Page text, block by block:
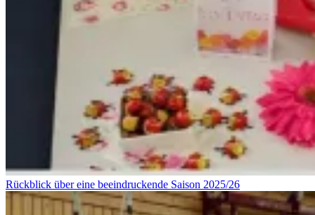
Rückblick über eine beeindruckende Saison 2025/26